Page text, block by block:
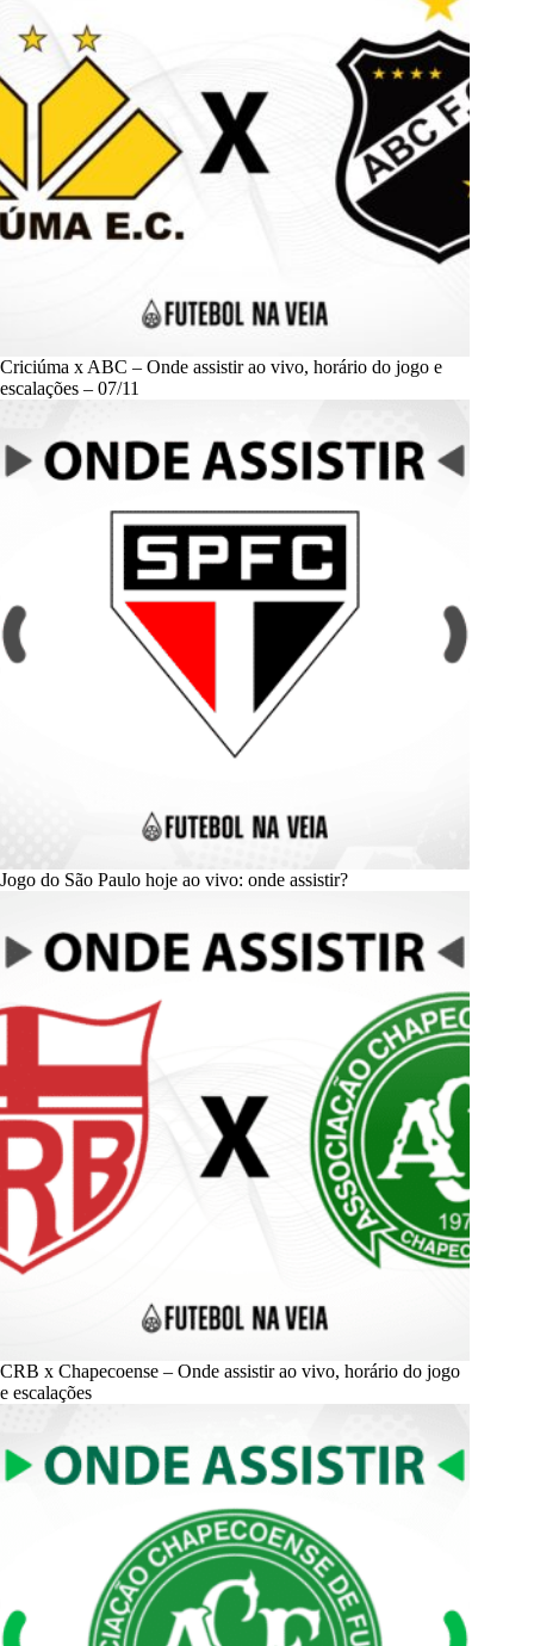
Criciúma x ABC – Onde assistir ao vivo, horário do jogo e
escalações – 07/11
Jogo do São Paulo hoje ao vivo: onde assistir?
CRB x Chapecoense – Onde assistir ao vivo, horário do jogo
e escalações